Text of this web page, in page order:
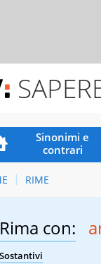
Sinonimi e
contrari
RIME
Rima con:
Sostantivi